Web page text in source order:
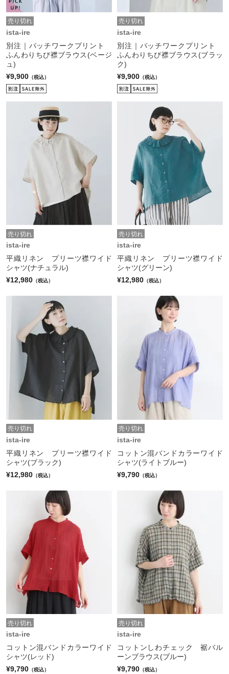
売り切れ
ista-ire
別注｜パッチワークプリント
ふんわりちび襟ブラウス(ベージ
ュ)
¥9,900 （税込）
売り切れ
ista-ire
別注｜パッチワークプリント
ふんわりちび襟ブラウス(ブラッ
ク)
¥9,900 （税込）
売り切れ
ista-ire
平織リネン プリーツ襟ワイド
シャツ(ナチュラル)
¥12,980 （税込）
売り切れ
ista-ire
平織リネン プリーツ襟ワイド
シャツ(グリーン)
¥12,980 （税込）
売り切れ
ista-ire
平織リネン プリーツ襟ワイド
シャツ(ブラック)
¥12,980 （税込）
売り切れ
ista-ire
コットン混バンドカラーワイド
シャツ(ライトブルー)
¥9,790 （税込）
売り切れ
ista-ire
コットン混バンドカラーワイド
シャツ(レッド)
¥9,790 （税込）
売り切れ
ista-ire
コットンしわチェック 裾バル
ーンブラウス(ブルー)
¥9,790 （税込）